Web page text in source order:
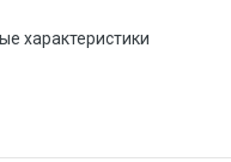
характеристики